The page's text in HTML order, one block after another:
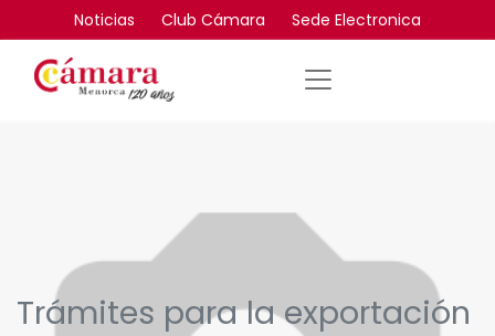
Noticias Club Cámara Sede Electronica
Trámites para la exportación